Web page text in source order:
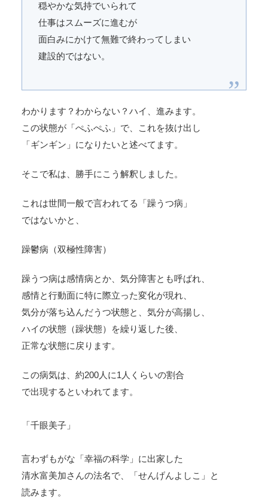
穏やかな気持でいられて
仕事はスムーズに進むが
面白みにかけて無難で終わってしまい
建設的ではない。
わかります？わからない？ハイ、進みます。
この状態が「ぺふぺふ」で、これを抜け出し
「ギンギン」になりたいと述べてます。
そこで私は、勝手にこう解釈しました。
これは世間一般で言われてる「躁うつ病」
ではないかと、
躁鬱病（双極性障害）
躁うつ病は感情病とか、気分障害とも呼ばれ、
感情と行動面に特に際立った変化が現れ、
気分が落ち込んだうつ状態と、気分が高揚し、
ハイの状態（躁状態）を繰り返した後、
正常な状態に戻ります。
この病気は、約200人に1人くらいの割合
で出現するといわれてます。
「千眼美子」
言わずもがな「幸福の科学」に出家した
清水富美加さんの法名で、「せんげんよしこ」と
読みます。